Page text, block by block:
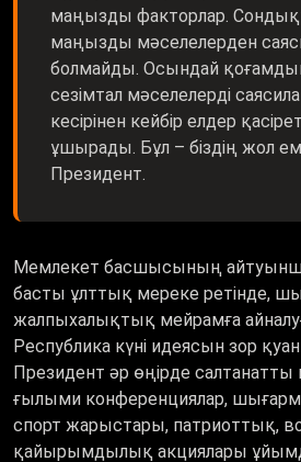
маңызды мәселелерден саяси
болмайды. Осындай
сезімтал мәселелерді
кесірінен кейбір елдер
ұшырады. Бұл – біздің жол
Президент.
басты ұлттық мереке ретінде,
жалпыхалықтық мейрамға
Республика күні идеясын зор
Президент әр өңірде салтанатты
ғылыми конференциялар,
спорт жарыстары, патриоттық,
қайырымдылық акциялары
жатқанын атап өтіп, бізге